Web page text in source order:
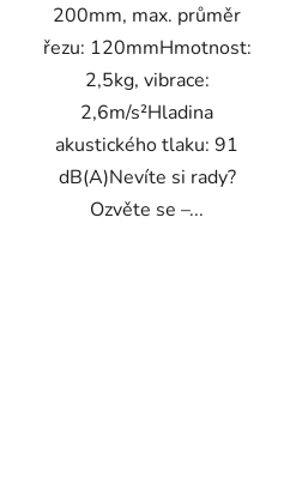
200mm, max. průměr
řezu: 120mmHmotnost:
2,5kg, vibrace:
2,6m/s²Hladina
akustického tlaku: 91
dB(A)Nevíte si rady?
Ozvěte se –...